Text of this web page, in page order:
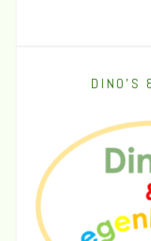
DINO’S